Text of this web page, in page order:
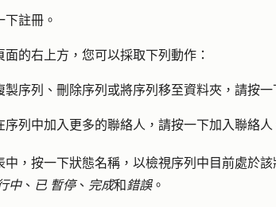
下註冊 。
面的右上方，您可以採取下列動作：
製序列、刪除序列或將序列移至資料夾，請按一
序列中加入更多的聯絡人，請按一下加入聯絡人
中，按一下狀態名稱 ，以檢視序列中目前處於
中、 已 暫停、 完成和 錯誤。